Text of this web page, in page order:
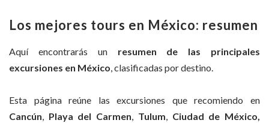
Los mejores tours en México: resumen
Aquí encontrarás un resumen de las principales
excursiones en México, clasificadas por destino.
Esta página reúne las excursiones que recomiendo en
Cancún, Playa del Carmen, Tulum, Ciudad de México,